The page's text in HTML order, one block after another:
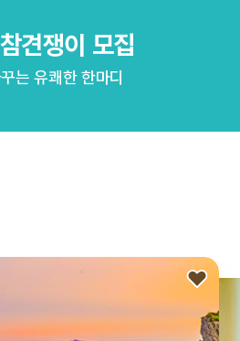
견쟁이 모집
는 유쾌한 한마디